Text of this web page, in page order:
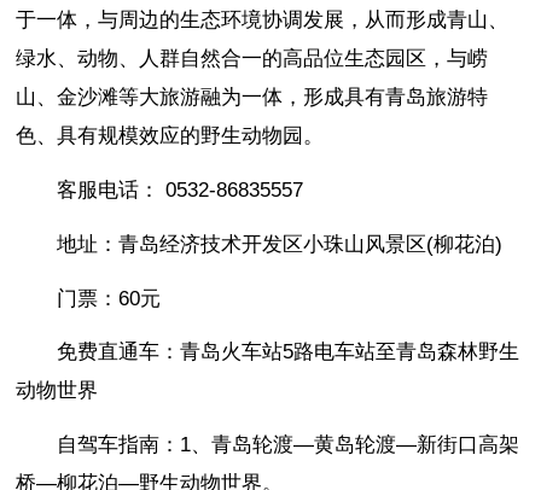
于一体，与周边的生态环境协调发展，从而形成青山、
绿水、动物、人群自然合一的高品位生态园区，与崂
山、金沙滩等大旅游融为一体，形成具有青岛旅游特
色、具有规模效应的野生动物园。
客服电话： 0532-86835557
地址：青岛经济技术开发区小珠山风景区(柳花泊)
门票：60元
免费直通车：青岛火车站5路电车站至青岛森林野生
动物世界
自驾车指南：1、青岛轮渡—黄岛轮渡—新街口高架
桥—柳花泊—野生动物世界。